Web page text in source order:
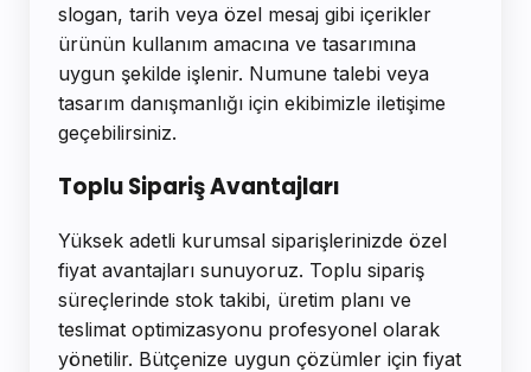
slogan, tarih veya özel mesaj gibi içerikler
ürünün kullanım amacına ve tasarımına
uygun şekilde işlenir. Numune talebi veya
tasarım danışmanlığı için ekibimizle iletişime
geçebilirsiniz.
Toplu Sipariş Avantajları
Yüksek adetli kurumsal siparişlerinizde özel
fiyat avantajları sunuyoruz. Toplu sipariş
süreçlerinde stok takibi, üretim planı ve
teslimat optimizasyonu profesyonel olarak
yönetilir. Bütçenize uygun çözümler için fiyat